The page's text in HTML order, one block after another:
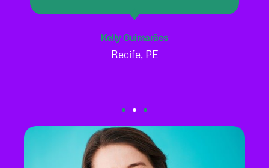
Kelly Guimarães
Recife, PE